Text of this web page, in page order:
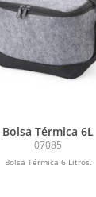
Bolsa Térmica 6L
07085
Bolsa Térmica 6 Litros.